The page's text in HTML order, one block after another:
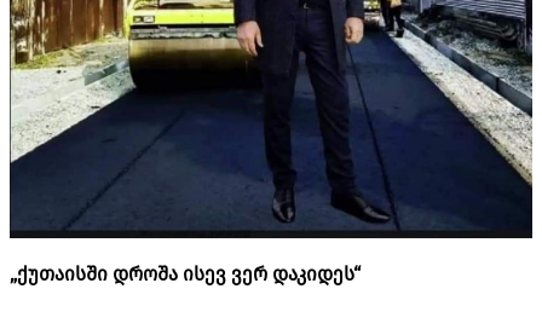
„ქუთაისში დროშა ისევ ვერ დაკიდეს“